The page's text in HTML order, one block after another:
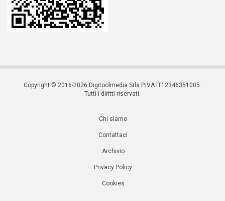
Copyright © 2016-2026 Digitoolmedia Srls P.IVA IT12346351005.
Tutti i diritti riservati.
Chi siamo
Contattaci
Archivio
Privacy Policy
Cookies